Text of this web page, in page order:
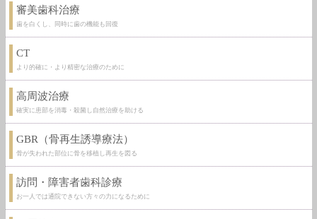
審美歯科治療
歯を白くし、同時に歯の機能も回復
CT
より的確に・より精密な治療のために
高周波治療
確実に患部を消毒・殺菌し自然治療を助ける
GBR（骨再生誘導療法）
骨が失われた部位に骨を移植し再生を図る
訪問・障害者歯科診療
お一人では通院できない方々の力になるために